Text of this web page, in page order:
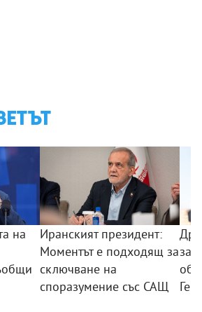
на
Иранският президент:
Моментът е подходящ за
сключване на
споразумение със САЩ